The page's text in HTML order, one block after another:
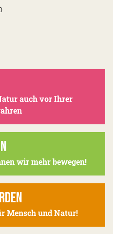
auch vor Ihrer
wir mehr bewegen!
Mensch und Natur!